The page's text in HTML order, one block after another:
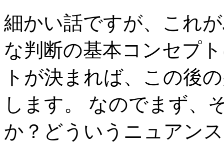
細かい話ですが、これ
な判断の基本コンセプ
トが決まれば、この後
します。 なのでまず、
か？どういうニュアン